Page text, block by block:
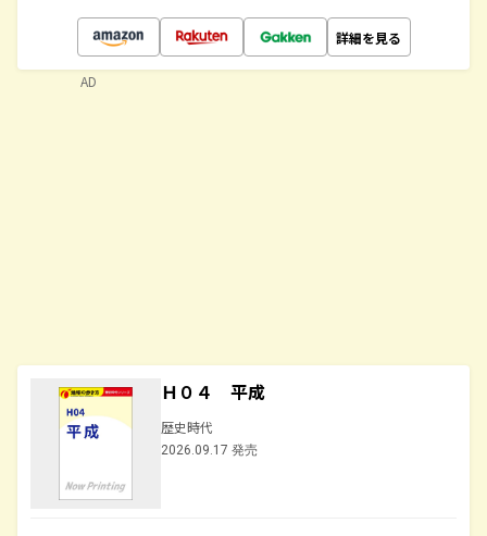
詳細を見る
Ｈ０４ 平成
歴史時代
2026.09.17 発売
AD